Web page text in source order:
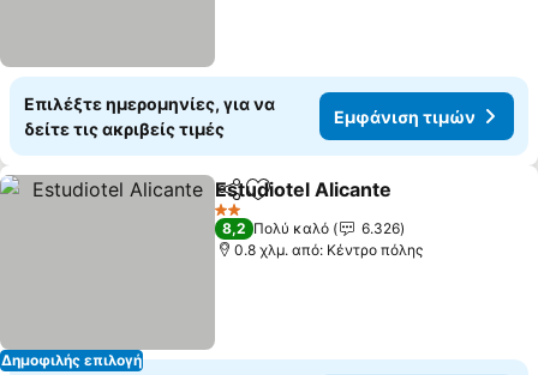
Επιλέξτε ημερομηνίες, για να
δείτε τις ακριβείς τιμές
Εμφάνιση τιμών
Δημοφιλής επιλογή
Κοινοποίηση
Προσθήκη στα αγαπημένα
Estudiotel Alicante
2 Αστέρια
8,2 Πολύ καλό
6.326
0.8 χλμ. από: Κέντρο πόλης